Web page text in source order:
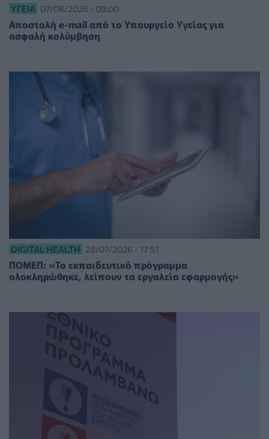
ΥΓΕΊΑ 07/08/2026 - 09:00
Αποστολή e-mail από το Υπουργείο Υγείας για
ασφαλή κολύμβηση
DIGITAL HEALTH 28/07/2026 - 17:51
ΠΟΜΕΠ: «Το εκπαιδευτικό πρόγραμμα
ολοκληρώθηκε, λείπουν τα εργαλεία εφαρμογής»